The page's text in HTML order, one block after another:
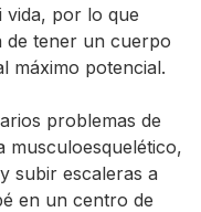
vida, por lo que
de tener un cuerpo
máximo potencial.
problemas de
musculoesquelético,
subir escaleras a
en un centro de